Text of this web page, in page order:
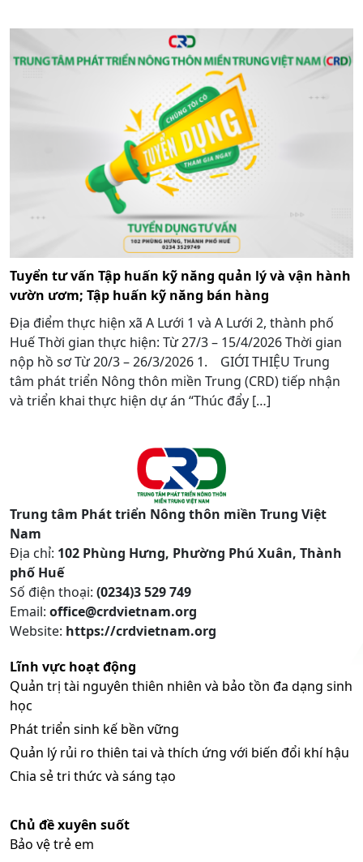
Tuyển tư vấn Tập huấn kỹ năng quản lý và vận hành
vườn ươm; Tập huấn kỹ năng bán hàng
Địa điểm thực hiện xã A Lưới 1 và A Lưới 2, thành phố
Huế Thời gian thực hiện: Từ 27/3 – 15/4/2026 Thời gian
nộp hồ sơ Từ 20/3 – 26/3/2026 1. GIỚI THIỆU Trung
tâm phát triển Nông thôn miền Trung (CRD) tiếp nhận
và triển khai thực hiện dự án “Thúc đẩy […]
Trung tâm Phát triển Nông thôn miền Trung Việt
Nam
Địa chỉ: 102 Phùng Hưng, Phường Phú Xuân, Thành
phố Huế
Số điện thoại: (0234)3 529 749
Email: office@crdvietnam.org
Website: https://crdvietnam.org
Lĩnh vực hoạt động
Quản trị tài nguyên thiên nhiên và bảo tồn đa dạng sinh
học
Phát triển sinh kế bền vững
Quản lý rủi ro thiên tai và thích ứng với biến đổi khí hậu
Chia sẻ tri thức và sáng tạo
Chủ đề xuyên suốt
Bảo vệ trẻ em